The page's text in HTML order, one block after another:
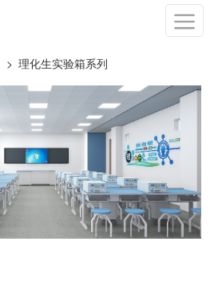
> 理化生实验箱系列